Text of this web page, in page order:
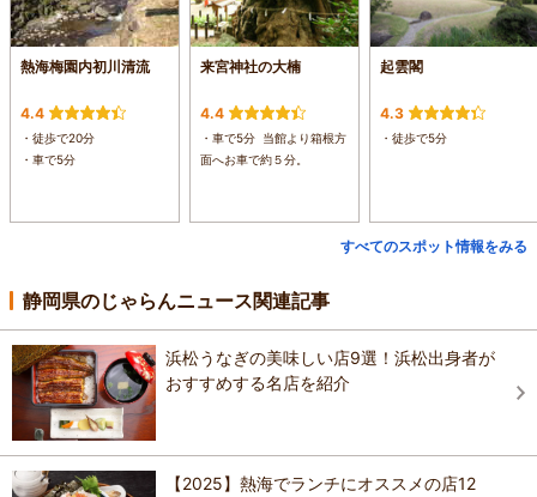
熱海梅園内初川清流
4.4
・徒歩で20分
・車で5分
来宮神社の大楠
4.4
・車で5分 当館より箱根方
面へお車で約５分。
起雲閣
4.3
・徒歩で5分
すべてのスポット情報をみる
静岡県のじゃらんニュース関連記事
浜松うなぎの美味しい店9選！浜松出身者が
おすすめする名店を紹介
【2025】熱海でランチにオススメの店12